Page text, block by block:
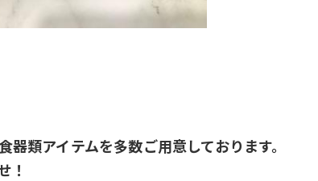
類アイテムを多数ご用意しております。
！